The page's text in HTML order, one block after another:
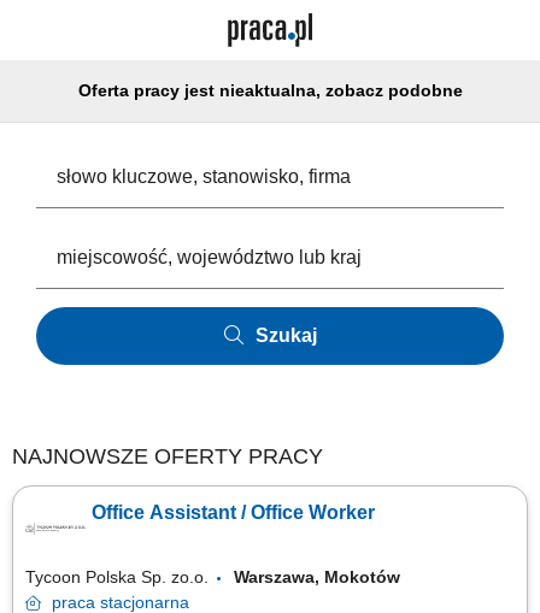
Oferta pracy jest nieaktualna, zobacz podobne
Szukaj
NAJNOWSZE OFERTY PRACY
Office Assistant / Office Worker
Tycoon Polska Sp. zo.o.
Warszawa, Mokotów
praca stacjonarna